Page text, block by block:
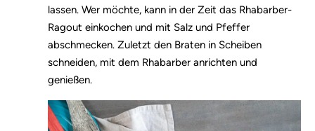
lassen. Wer möchte, kann in der Zeit das Rhabarber-
Ragout einkochen und mit Salz und Pfeffer
abschmecken. Zuletzt den Braten in Scheiben
schneiden, mit dem Rhabarber anrichten und
genießen.